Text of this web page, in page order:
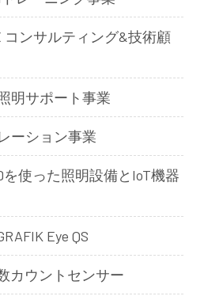
コンサルティング&技術顧
明サポート事業
ーション事業
を使った照明設備とIoT機器
Eye QS
カウントセンサー